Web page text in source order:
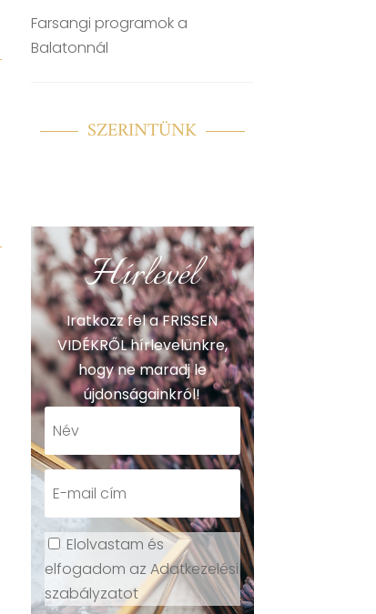
Farsangi programok a
Balatonnál
SZERINTÜNK
Hírlevél
Iratkozz fel a FRISSEN
VIDÉKRŐL hírlevelünkre,
hogy ne maradj le
újdonságainkról!
Elolvastam és
elfogadom az Adatkezelési
szabályzatot